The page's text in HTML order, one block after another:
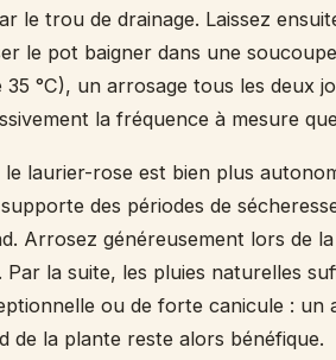
le trou de drainage. Laissez
le pot baigner dans une
°C), un arrosage tous les deux
la fréquence à mesure
le laurier-rose est bien plus
des périodes de
Arrosez généreusement lors de
Par la suite, les pluies naturelles
ou de forte canicule : un
de la plante reste alors bénéfique.